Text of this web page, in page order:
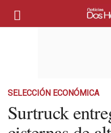
SELECCIÓN ECONÓMICA
Surtruck